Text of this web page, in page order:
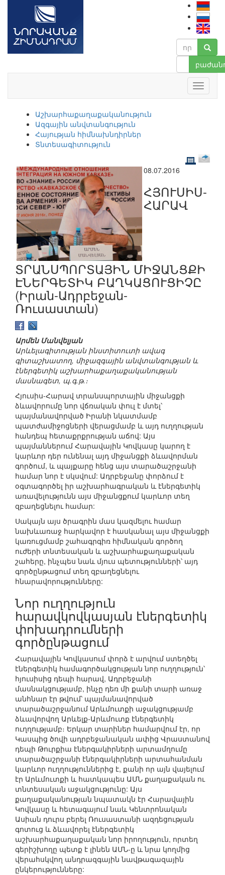
Աշխարհաքաղաքականություն
Ազգային անվտանգություն
Հայության հիմնախնդիրներ
Տնտեսագիտություն
08.07.2016
ՀՅՈՒՍԻՍ-
ՀԱՐԱՎ
ՏՐԱՆՍՊՈՐՏԱՅԻՆ ՄԻՋԱՆՑՔԻ
ԷՆԵՐԳԵՏԻԿ ԲԱՂԿԱՑՈՒՑԻՉԸ
(Իրան-Ադրբեջան-
Ռուսաստան)
Արմեն Մանվելյան
Արևելագիտության ինստիտուտի ավագ
գիտաշխատող, միջազգային անվտանգության և
էներգետիկ աշխարհաքաղաքականության
մասնագետ, պ.գ.թ.։
Հյուսիս-Հարավ տրանսպորտային միջանցքի
ձևավորումը նոր վճռական փուլ է մտել՝
պայմանավորված Իրանի նկատմամբ
պատժամիջոցների վերացմամբ և այդ ուղղության
հանդեպ հետաքրքրության աճով: Այս
պայմաններում Հարավային Կովկասը կարող է
կարևոր դեր ունենալ այդ միջանցքի ձևավորման
գործում, և պայքարը հենց այս տարածաշրջանի
համար նոր է սկսվում: Ադրբեջանը փորձում է
օգտագործել իր աշխարհագրական և էներգետիկ
առավելությունն այս միջանցքում կարևոր տեղ
զբաղեցնելու համար:
Սակայն այս ծրագրին մաս կազմելու համար
նախևառաջ հարկավոր է հասկանալ այս միջանցքի
կառուցմամբ շահագրգիռ հիմնական գործող
ուժերի տնտեսական և աշխարհաքաղաքական
շահերը, ինչպես նաև մյուս պետությունների՝ այդ
գործընթացում տեղ զբաղեցնելու
հնարավորությունները:
Նոր ուղղություն
հարավկովկասյան էներգետիկ
փոխադրումների
գործընթացում
Հարավային Կովկասում փորձ է արվում ստեղծել
էներգետիկ համագործակցության նոր ուղղություն՝
հյուսիսից դեպի հարավ, Ադրբեջանի
մասնակցությամբ, ինչը դեռ մի քանի տարի առաջ
անհնար էր թվում՝ պայմանավորված
տարածաշրջանում Արևմուտքի աջակցությամբ
ձևավորվող Արևելք-Արևմուտք էներգետիկ
ուղղությամբ։ Երկար տարիներ համարվում էր, որ
Կասպից ծովի ադրբեջանական ափից Վրաստանով
դեպի Թուրքիա էներգակիրների արտամղումը
տարածաշրջանի էներգակիրների արտահանման
կարևոր ուղղություններից է, քանի որ այն վայելում
էր Արևմուտքի և հատկապես ԱՄՆ քաղաքական ու
տնտեսական աջակցությունը: Այս
քաղաքականության նպատակն էր Հարավային
Կովկասը և հետագայում նաև Կենտրոնական
Ասիան դուրս բերել Ռուսաստանի ազդեցության
գոտուց և ձևավորել էներգետիկ
աշխարհաքաղաքական նոր իրողություն, որտեղ
գերիշխողը պետք է լինեն ԱՄՆ-ը և նրա կողմից
վերահսկվող անդրազգային նավթագազային
ընկերությունները: